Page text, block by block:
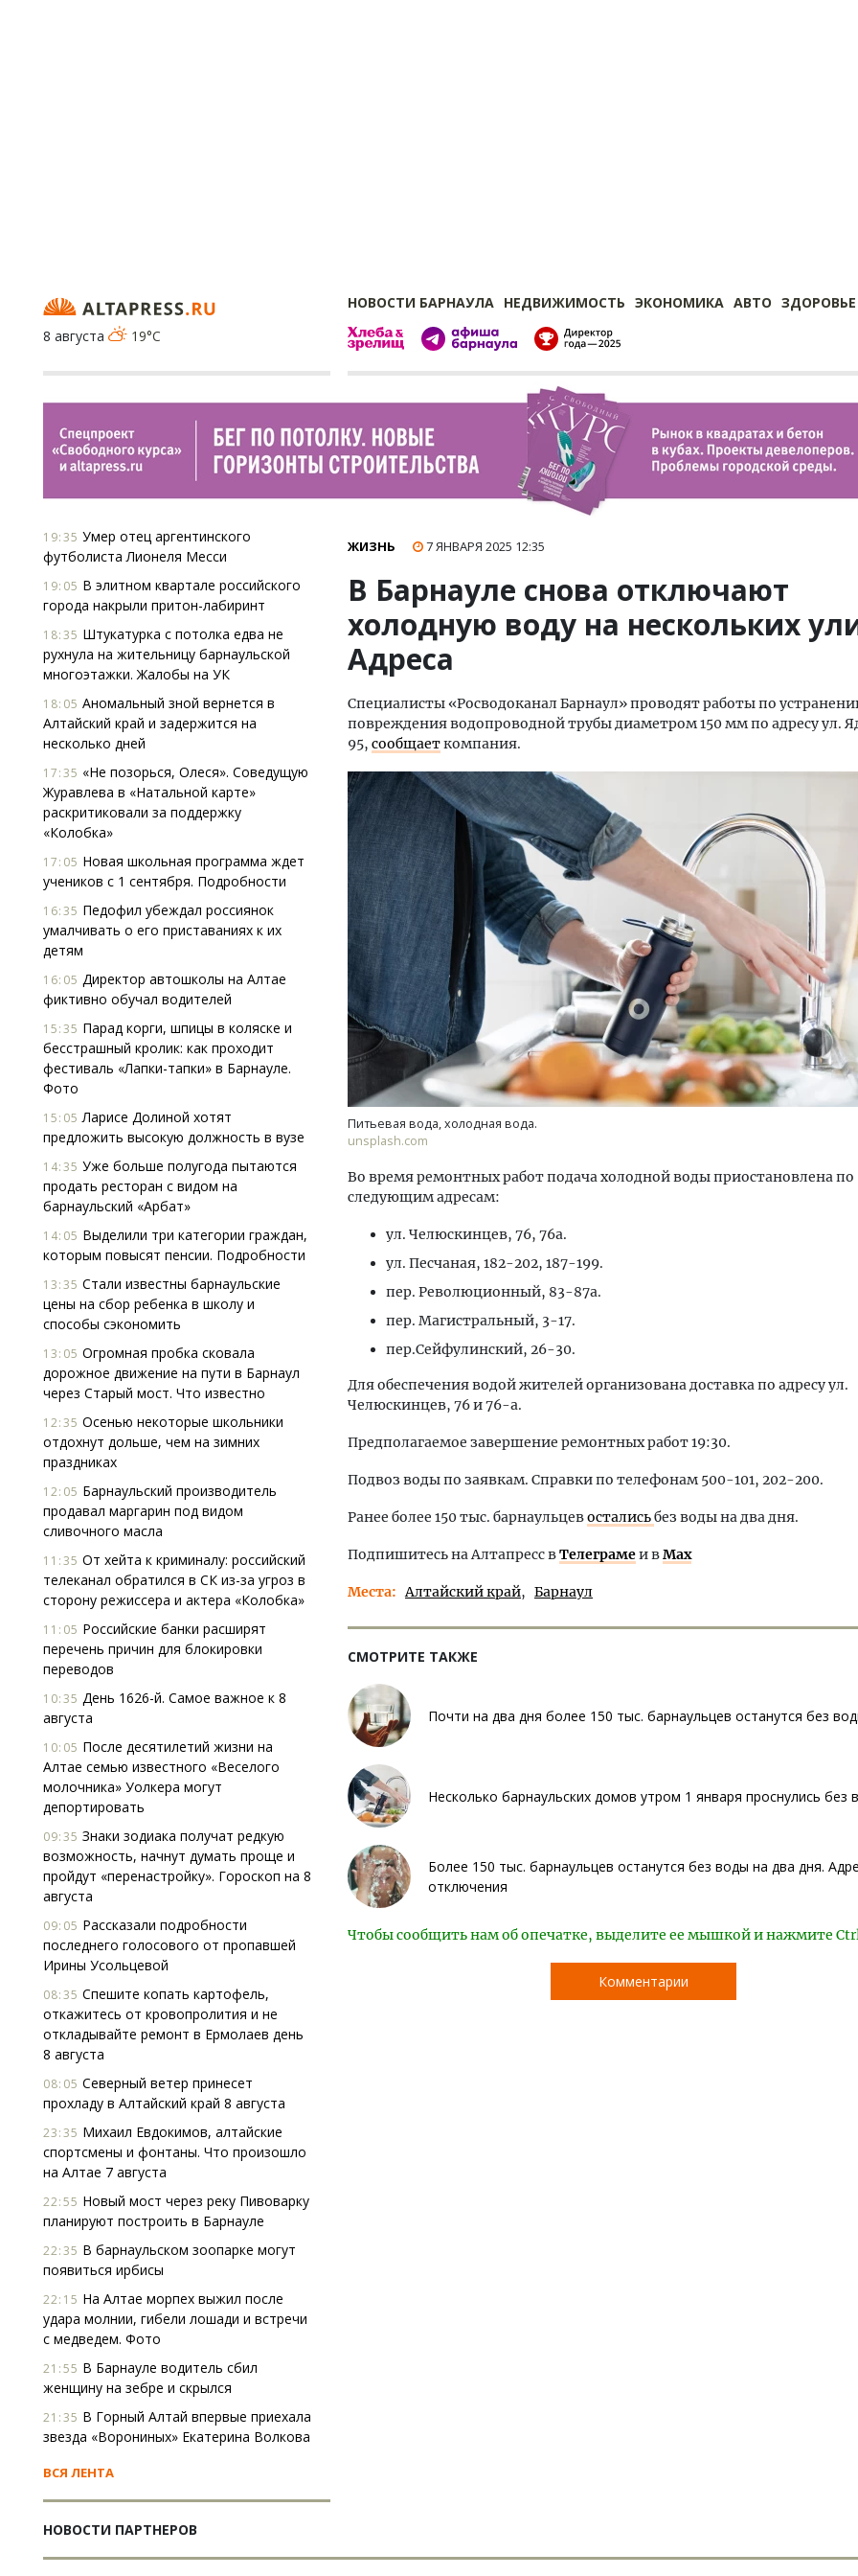
НОВОСТИ БАРНАУЛА НЕДВИЖИМОСТЬ ЭКОНОМИКА АВТО ЗДОРОВЬЕ
8 августа
19°C
19:35 Умер отец аргентинского
футболиста Лионеля Месси
19:05 В элитном квартале российского
города накрыли притон-лабиринт
18:35 Штукатурка с потолка едва не
рухнула на жительницу барнаульской
многоэтажки. Жалобы на УК
18:05 Аномальный зной вернется в
Алтайский край и задержится на
несколько дней
17:35 «Не позорься, Олеся». Соведущую
Журавлева в «Натальной карте»
раскритиковали за поддержку
«Колобка»
17:05 Новая школьная программа ждет
учеников с 1 сентября. Подробности
16:35 Педофил убеждал россиянок
умалчивать о его приставаниях к их
детям
16:05 Директор автошколы на Алтае
фиктивно обучал водителей
15:35 Парад корги, шпицы в коляске и
бесстрашный кролик: как проходит
фестиваль «Лапки-тапки» в Барнауле.
Фото
15:05 Ларисе Долиной хотят
предложить высокую должность в вузе
14:35 Уже больше полугода пытаются
продать ресторан с видом на
барнаульский «Арбат»
14:05 Выделили три категории граждан,
которым повысят пенсии. Подробности
13:35 Стали известны барнаульские
цены на сбор ребенка в школу и
способы сэкономить
13:05 Огромная пробка сковала
дорожное движение на пути в Барнаул
через Старый мост. Что известно
12:35 Осенью некоторые школьники
отдохнут дольше, чем на зимних
праздниках
12:05 Барнаульский производитель
продавал маргарин под видом
сливочного масла
11:35 От хейта к криминалу: российский
телеканал обратился в СК из-за угроз в
сторону режиссера и актера «Колобка»
11:05 Российские банки расширят
перечень причин для блокировки
переводов
10:35 День 1626-й. Самое важное к 8
августа
10:05 После десятилетий жизни на
Алтае семью известного «Веселого
молочника» Уолкера могут
депортировать
09:35 Знаки зодиака получат редкую
возможность, начнут думать проще и
пройдут «перенастройку». Гороскоп на 8
августа
09:05 Рассказали подробности
последнего голосового от пропавшей
Ирины Усольцевой
08:35 Спешите копать картофель,
откажитесь от кровопролития и не
откладывайте ремонт в Ермолаев день
8 августа
08:05 Северный ветер принесет
прохладу в Алтайский край 8 августа
23:35 Михаил Евдокимов, алтайские
спортсмены и фонтаны. Что произошло
на Алтае 7 августа
22:55 Новый мост через реку Пивоварку
планируют построить в Барнауле
22:35 В барнаульском зоопарке могут
появиться ирбисы
22:15 На Алтае морпех выжил после
удара молнии, гибели лошади и встречи
с медведем. Фото
21:55 В Барнауле водитель сбил
женщину на зебре и скрылся
21:35 В Горный Алтай впервые приехала
звезда «Ворониных» Екатерина Волкова
ВСЯ ЛЕНТА
НОВОСТИ ПАРТНЕРОВ
ЖИЗНЬ 7 ЯНВАРЯ 2025 12:35
В Барнауле снова отключают
холодную воду на нескольких
Адреса
Специалисты «Росводоканал Барнаул» проводят работы по
повреждения водопроводной трубы диаметром 150 мм по адресу ул.
95, сообщаеткомпания.
Питьевая вода, холодная вода.
unsplash.com
Во время ремонтных работ подача холодной воды приостановлена по
следующим адресам:
ул. Челюскинцев, 76, 76а.
ул. Песчаная, 182-202, 187-199.
пер. Революционный, 83-87а.
пер. Магистральный, 3-17.
пер.Сейфулинский, 26-30.
Для обеспечения водой жителей организована доставка по адресу ул.
Челюскинцев, 76 и 76-а.
Предполагаемое завершение ремонтных работ 19:30.
Подвоз воды по заявкам. Справки по телефонам 500-101, 202-200.
Ранее более 150 тыс. барнаульцевосталисьбез воды на два дня.
Подпишитесь на Алтапресс вТелеграмеи вMax
Места Алтайский край Барнаул
СМОТРИТЕ ТАКЖЕ
Почти на два дня более 150 тыс. барнаульцев останутся без
Несколько барнаульских домов утром 1 января проснулись без
Более 150 тыс. барнаульцев останутся без воды на два дня.
отключения
Чтобы сообщить нам об опечатке, выделите ее мышкой и нажмите
Комментарии
«Жилищной инициативы» Юрий
Гатилов — о том, как девелоперу
оставаться на плаву, когда рынок
СТРОИТЕЛЬСТВО
Смелость архитектурных идей.
Генеральный директор компании
ЗИАС — об эстетике городов,
трендах в фасадах и развитии рынка
СТРОИТЕЛЬСТВО
Архитектурный код
земли. Мощение
плитами становится
стандартом
СТРОИТЕЛЬСТВО